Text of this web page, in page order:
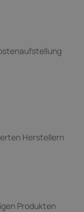
Herstellern
Produkten